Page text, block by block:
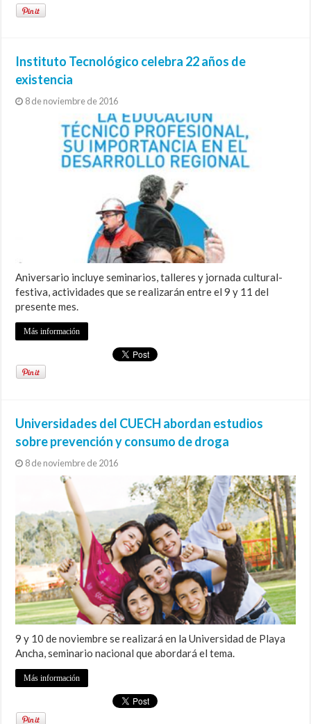
Instituto Tecnológico celebra 22 años de
existencia
8 de noviembre de 2016
Aniversario incluye seminarios, talleres y jornada cultural-
festiva, actividades que se realizarán entre el 9 y 11 del
presente mes.
Más información
Universidades del CUECH abordan estudios
sobre prevención y consumo de droga
8 de noviembre de 2016
9 y 10 de noviembre se realizará en la Universidad de Playa
Ancha, seminario nacional que abordará el tema.
Más información